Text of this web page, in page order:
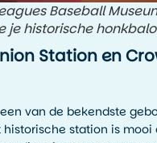
Baseball
je historische
Station en
van de bekendste
historische station is mooi